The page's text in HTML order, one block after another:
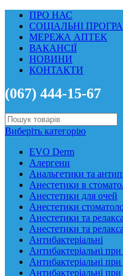
ПРО НАС
СОЦІАЛЬНІ
МЕРЕЖА АПТЕК
ВАКАНСІЇ
НОВИНИ
КОНТАКТИ
(067) 444-15-67
Виберіть категорію
EVO Derm
Алергени
Анальгетики та
Анестетики в
Анестетики для очей
Анестетики
Анестетики та
Анестетики та
Антибактеріальні
Антибактеріальні
Антибактеріальні при
Антибактеріальні